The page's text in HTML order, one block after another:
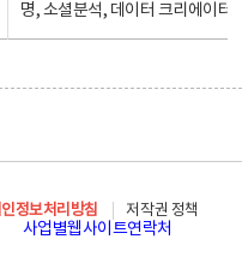
명, 소셜분석, 데이터 크리에이터
정보처리방침
저작권 정책
사업별웹사이트연락처